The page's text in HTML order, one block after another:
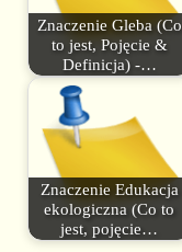
Znaczenie Gleba (Co
to jest, Pojęcie &
Definicja) -…
Znaczenie Edukacja
ekologiczna (Co to
jest, pojęcie…